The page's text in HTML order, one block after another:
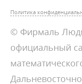
Политика
© Фирмаль
официальный